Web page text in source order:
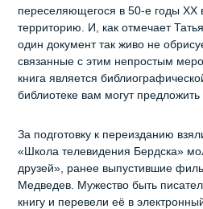
переселяющегося в 50-е годы XX
территорию. И, как отмечает
один документ так живо не
связанные с этим непростым
книга является
библиотеке вам могут предложить
За подготовку к переизданию
«Школа телевидения Бердска»
друзей», ранее выпустившие
Медведев. Мужество быть
книгу и перевели её в